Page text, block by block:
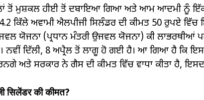
ਤੋਂ ਮੁਸ਼ਕਲ ਹੀਈ ਤੋਂ ਦਬਾਇਆ ਗਿਆ ਅਤੇ ਆਮ ਆਦਮੀ ਨੂੰ
ਕਿੱਲੇ ਅਵਾਮੀ ਐਲਪੀਜੀ ਸਿਲੰਡਰ ਦੀ ਕੀਮਤ 50 ਰੁਪਏ ਵਿੱਚ
ਯੋਜਨਾ (ਪ੍ਰਧਾਨ ਮੰਤਰੀ ਉਜਵਲ ਯੋਜਨਾ) ਕੀ ਲਾਭਰਥੀਆਂ
ਨਵੀਂ ਦਿੱਲੀ, 8 ਅਪ੍ਰੈਲ ਤੋਂ ਲਾਗੂ ਹੋ ਗਈ ਹੈ। ਆ ਗਿਆ ਹੈ ਕਿ ਇਸ
ਅਤੇ ਸਰਕਾਰ ਨੇ ਗੈਸ ਦੀ ਕੀਮਤ ਵਿੱਚ ਵਾਧਾ ਕੀਤਾ ਹੈ,
की कीमत?